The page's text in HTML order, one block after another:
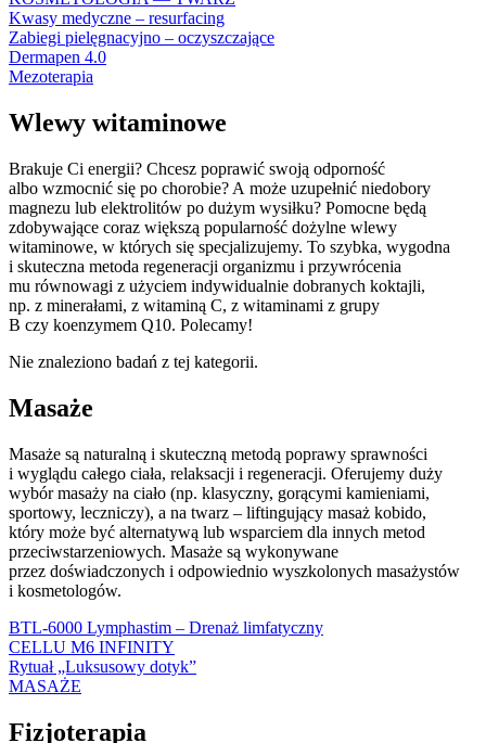
Kwasy medyczne – resurfacing
Zabiegi pielęgnacyjno – oczyszczające
Dermapen 4.0
Mezoterapia
Wlewy witaminowe
Brakuje Ci energii? Chcesz poprawić swoją odporność
albo wzmocnić się po chorobie? A może uzupełnić niedobory
magnezu lub elektrolitów po dużym wysiłku? Pomocne będą
zdobywające coraz większą popularność dożylne wlewy
witaminowe, w których się specjalizujemy. To szybka, wygodna
i skuteczna metoda regeneracji organizmu i przywrócenia
mu równowagi z użyciem indywidualnie dobranych koktajli,
np. z minerałami, z witaminą C, z witaminami z grupy
B czy koenzymem Q10. Polecamy!
Nie znaleziono badań z tej kategorii.
Masaże
Masaże są naturalną i skuteczną metodą poprawy sprawności
i wyglądu całego ciała, relaksacji i regeneracji. Oferujemy duży
wybór masaży na ciało (np. klasyczny, gorącymi kamieniami,
sportowy, leczniczy), a na twarz – liftingujący masaż kobido,
który może być alternatywą lub wsparciem dla innych metod
przeciwstarzeniowych. Masaże są wykonywane
przez doświadczonych i odpowiednio wyszkolonych masażystów
i kosmetologów.
BTL-6000 Lymphastim – Drenaż limfatyczny
CELLU M6 INFINITY
Rytuał „Luksusowy dotyk”
MASAŻE
Fizjoterapia